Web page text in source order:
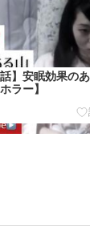
話】安眠効果の
ラー】